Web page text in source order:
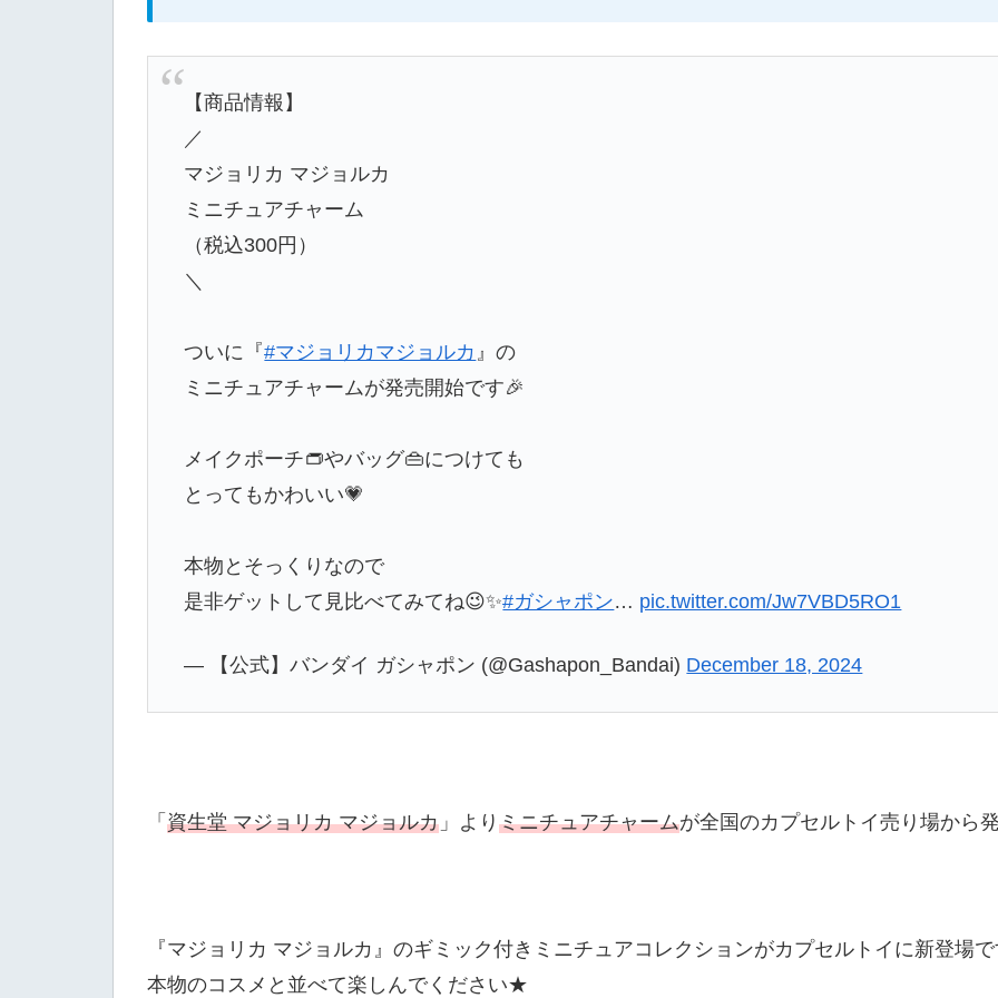
【商品情報】
／
マジョリカ マジョルカ
ミニチュアチャーム
（税込300円）
＼
ついに『#マジョリカマジョルカ 』の
ミニチュアチャームが発売開始です🎉
メイクポーチ👝やバッグ👜につけても
とってもかわいい💗
本物とそっくりなので
是非ゲットして見比べてみてね😉✨#ガシャポン… pic.twitter.com/Jw7VBD5RO1
— 【公式】バンダイ ガシャポン (@Gashapon_Bandai) December 18, 2024
「 資生堂 マジョリカ マジョルカ 」より ミニチュアチャームが全国のカプセルトイ売り場から
『マジョリカ マジョルカ』のギミック付きミニチュアコレクションがカプセルトイに新登場
本物のコスメと並べて楽しんでください★